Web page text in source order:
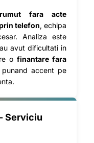
fara acte
telefon, echipa
Analiza este
avut dificultati in
o finantare fara
punand accent pe
Serviciu